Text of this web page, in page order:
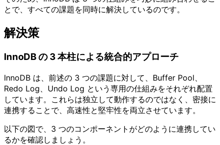
とで、すべての課題を同時に解決しているのです。
解決策
InnoDB の 3 本柱による統合的アプローチ
InnoDB は、前述の 3 つの課題に対して、Buffer Pool、
Redo Log、Undo Log という専用の仕組みをそれぞれ配置
しています。これらは独立して動作するのではなく、密接に
連携することで、高速性と堅牢性を両立させています。
以下の図で、3 つのコンポーネントがどのように連携してい
るかを確認しましょう。